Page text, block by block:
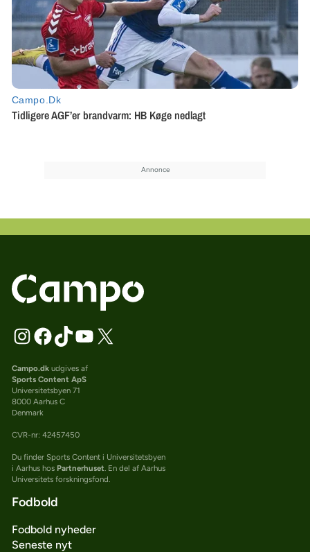
Campo.dkudgives af
Sports Content ApS
Universitetsbyen 71
8000 Aarhus C
Denmark
CVR-nr: 42457450
Du finder Sports Content i Universitetsbyen
i Aarhus hos Partnerhuset . En del af Aarhus
Universitets forskningsfond.
Fodbold
Fodbold nyheder
Seneste nyt